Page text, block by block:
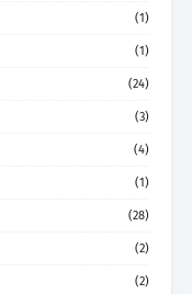
(1)
(1)
(24)
(3)
(4)
(1)
(28)
(2)
(2)